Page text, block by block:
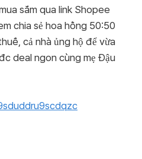
sắm qua link Shopee
chia sẻ hoa hồng 50:50
cả nhà ủng hộ để vừa
deal ngon cùng mẹ Đậu